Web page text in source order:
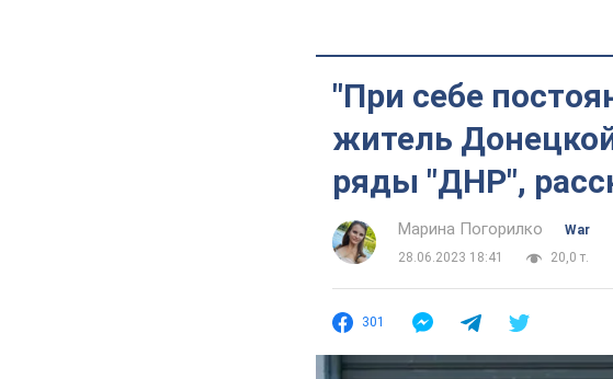
"При себе
житель
ряды "ДНР",
Марина Погорилко
War
28.06.2023 18:41
20,0 т.
301